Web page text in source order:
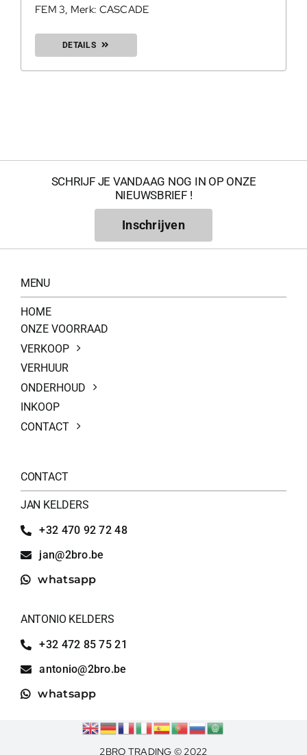
FEM 3, Merk: CASCADE
DETAILS
SCHRIJF JE VANDAAG NOG IN OP ONZE
NIEUWSBRIEF !
Inschrijven
MENU
HOME
ONZE VOORRAAD
VERKOOP
VERHUUR
ONDERHOUD
INKOOP
CONTACT
CONTACT
JAN KELDERS
+32 470 92 72 48
jan@2bro.be
whatsapp
ANTONIO KELDERS
+32 472 85 75 21
antonio@2bro.be
whatsapp
2BRO TRADING © 2022